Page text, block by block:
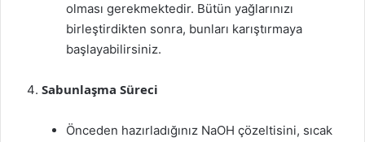
olması gerekmektedir. Bütün yağlarınızı
birleştirdikten sonra, bunları karıştırmaya
başlayabilirsiniz.
Sabunlaşma Süreci
Önceden hazırladığınız NaOH çözeltisini, sıcak